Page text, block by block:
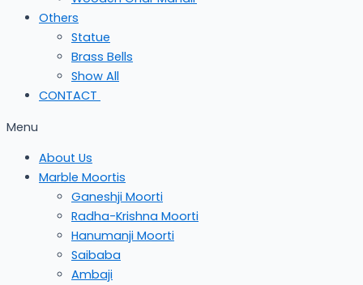
Others
Statue
Brass Bells
Show All
CONTACT
Menu
About Us
Marble Moortis
Ganeshji Moorti
Radha-Krishna Moorti
Hanumanji Moorti
Saibaba
Ambaji